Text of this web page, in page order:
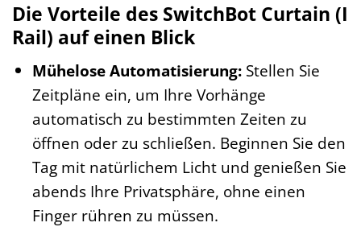
Die Vorteile des SwitchBot Curtain (I
Rail) auf einen Blick
Mühelose Automatisierung:Stellen Sie
Zeitpläne ein, um Ihre Vorhänge
automatisch zu bestimmten Zeiten zu
öffnen oder zu schließen. Beginnen Sie den
Tag mit natürlichem Licht und genießen Sie
abends Ihre Privatsphäre, ohne einen
Finger rühren zu müssen.